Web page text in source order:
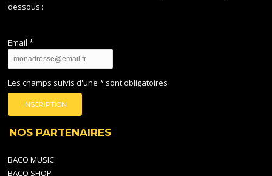
dessous :
Email *
Les champs suivis d'une * sont obligatoires
NOS PARTENAIRES
BACO MUSIC
BACO SHOP